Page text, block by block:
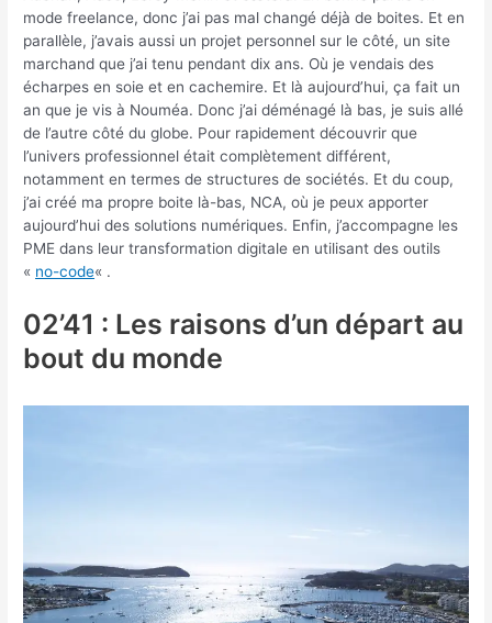
mode freelance, donc j’ai pas mal changé déjà de boites. Et en
parallèle, j’avais aussi un projet personnel sur le côté, un site
marchand que j’ai tenu pendant dix ans. Où je vendais des
écharpes en soie et en cachemire. Et là aujourd’hui, ça fait un
an que je vis à Nouméa. Donc j’ai déménagé là bas, je suis allé
de l’autre côté du globe. Pour rapidement découvrir que
l’univers professionnel était complètement différent,
notamment en termes de structures de sociétés. Et du coup,
j’ai créé ma propre boite là-bas, NCA, où je peux apporter
aujourd’hui des solutions numériques. Enfin, j’accompagne les
PME dans leur transformation digitale en utilisant des outils
« no-code« .
02’41 : Les raisons d’un départ au
bout du monde